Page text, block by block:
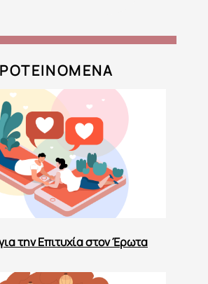
την Επιτυχία στον Έρωτα